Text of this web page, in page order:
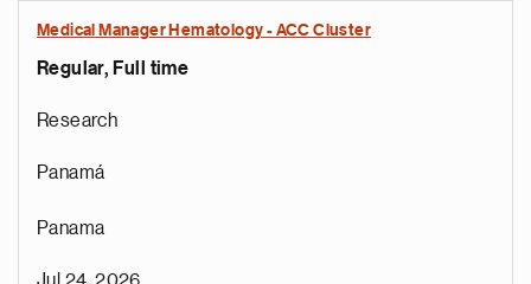
Medical Manager Hematology - ACC Cluster
Regular, Full time
Research
Panamá
Panama